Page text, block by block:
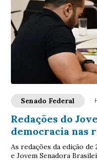
Senado Federal
Redações do
democracia nas
As redações da edição
e Jovem Senadora